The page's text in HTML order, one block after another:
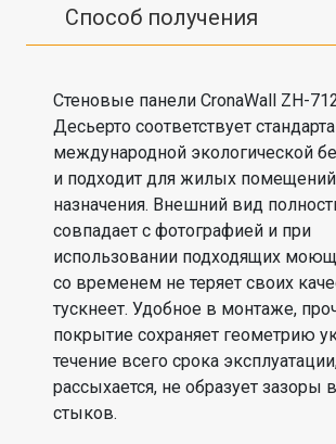
Способ получения
Стеновые панели CronaWall ZH-
Десьерто соответствует
международной экологической
и подходит для жилых
назначения. Внешний вид
совпадает с фотографией и при
использовании подходящих
со временем не теряет своих
тускнеет. Удобное в монтаже,
покрытие сохраняет геометрию
течение всего срока
рассыхается, не образует зазоры
стыков.